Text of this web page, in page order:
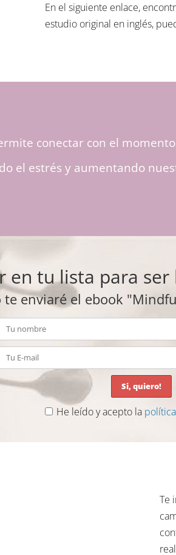
En el siguiente enlace,
estudio original en inglés,
conectar con el
el estrés y aumentando
en tu lista para
te enviaré el ebook
He leído y acepto la
Te